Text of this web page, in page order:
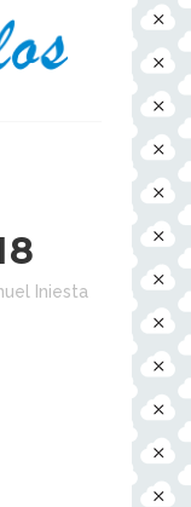
Iniesta